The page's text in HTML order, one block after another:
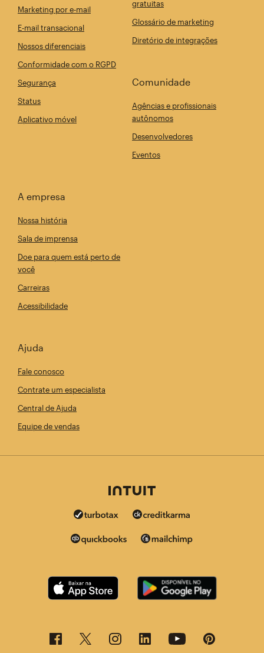
Marketing por e-mail
E-mail transacional
Nossos diferenciais
Conformidade com o RGPD
Segurança
Status
Aplicativo móvel
gratuitas
Glossário de marketing
Diretório de integrações
Comunidade
Agências e profissionais
autônomos
Desenvolvedores
Eventos
A empresa
Nossa história
Sala de imprensa
Doe para quem está perto de
você
Carreiras
Acessibilidade
Ajuda
Fale conosco
Contrate um especialista
Central de Ajuda
Equipe de vendas